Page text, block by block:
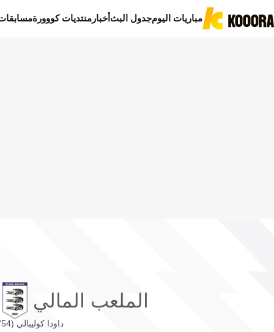
مباريات اليومجدول البثأخبار منتديات كووورة
الملعب المالي
داودا كوليبالي (54')